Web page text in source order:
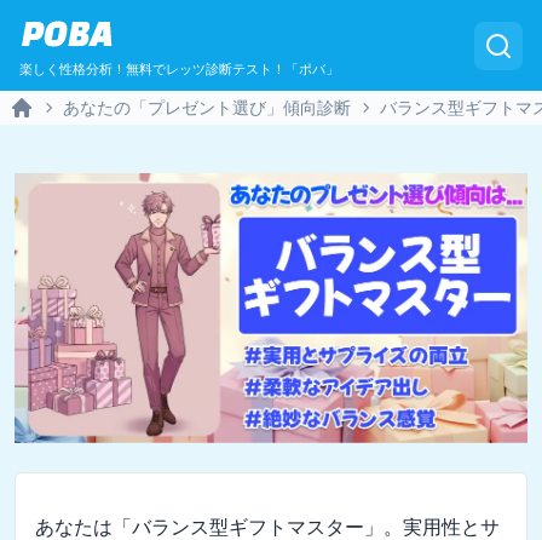
POBA
楽しく性格分析！無料でレッツ診断テスト！「ポバ」
あなたの「プレゼント選び」傾向診断 バランス型ギフトマ
あなたは「バランス型ギフトマスター」。実用性とサ